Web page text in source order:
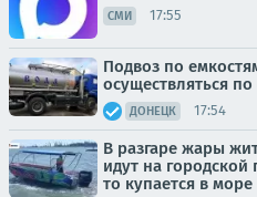
СМИ 17:55
Подвоз по
осуществляться
ДОНЕЦК 17:54
В разгаре жары
идут на городской
то купается в море